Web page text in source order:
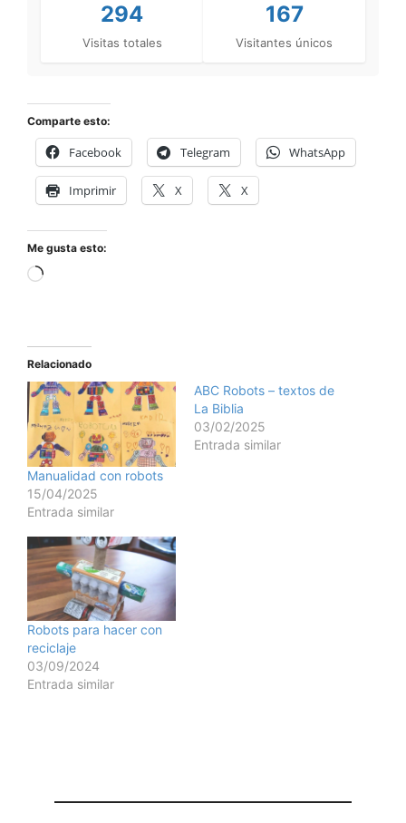
294
Visitas totales
167
Visitantes únicos
Comparte esto:
Facebook Telegram WhatsApp
Imprimir X X
Me gusta esto:
Relacionado
Manualidad con robots
15/04/2025
Entrada similar
ABC Robots – textos de
La Biblia
03/02/2025
Entrada similar
Robots para hacer con
reciclaje
03/09/2024
Entrada similar